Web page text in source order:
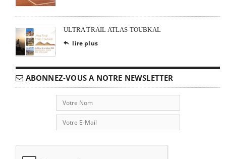
ULTRA TRAIL ATLAS TOUBKAL
 lire plus
ABONNEZ-VOUS A NOTRE NEWSLETTER